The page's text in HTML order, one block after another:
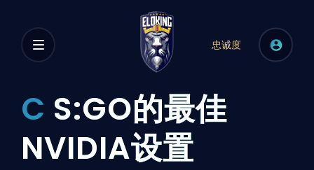
忠诚度
C S:GO的最佳
NVIDIA设置